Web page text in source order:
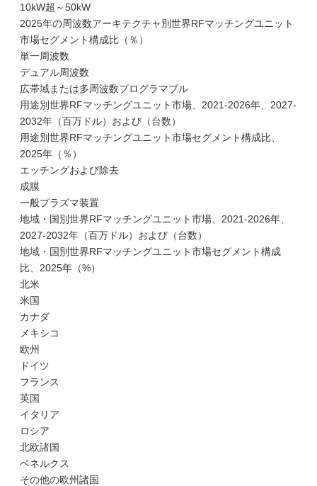
10kW超～50kW
2025年の周波数アーキテクチャ別世界RFマッチングユニット
市場セグメント構成比（％）
単一周波数
デュアル周波数
広帯域または多周波数プログラマブル
用途別世界RFマッチングユニット市場、2021-2026年、2027-
2032年（百万ドル）および（台数）
用途別世界RFマッチングユニット市場セグメント構成比、
2025年（％）
エッチングおよび除去
成膜
一般プラズマ装置
地域・国別世界RFマッチングユニット市場、2021-2026年、
2027-2032年（百万ドル）および（台数）
地域・国別世界RFマッチングユニット市場セグメント構成
比、2025年（%）
北米
米国
カナダ
メキシコ
欧州
ドイツ
フランス
英国
イタリア
ロシア
北欧諸国
ベネルクス
その他の欧州諸国